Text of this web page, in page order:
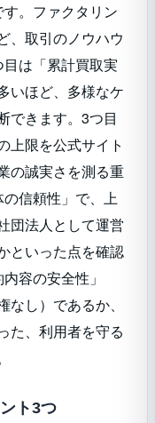
1%～
12%
最短2営
業日
。ファクタリン
、取引のノウハウ
は「累計買取実
いほど、多様なケ
できます。3つ目
上限を公式サイト
の誠実さを測る重
信頼性」で、上
団法人として運営
といった点を確認
容の安全性」
し）であるか、
た、利用者を守る
ト3つ